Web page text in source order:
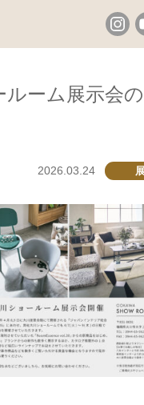
ルーム展示会
2026.03.24